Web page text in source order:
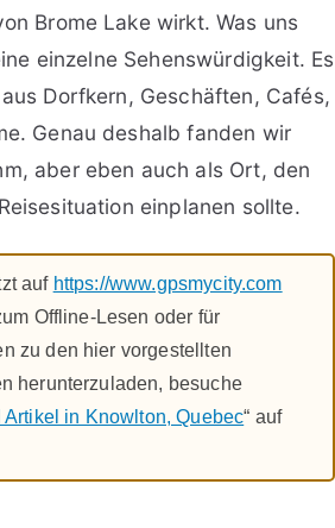
Brome Lake wirkt. Was uns
einzelne Sehenswürdigkeit. Es
Dorfkern, Geschäften, Cafés,
Genau deshalb fanden wir
aber eben auch als Ort, den
einplanen sollte.
auf https://www.gpsmycity.com
Offline-Lesen oder für
zu den hier vorgestellten
herunterzuladen, besuche
Artikel in Knowlton, Quebec“ auf